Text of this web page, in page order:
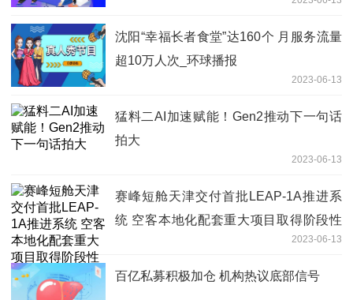
沈阳“幸福长者食堂”达160个 月服务流量
超10万人次_环球播报
2023-06-13
猛料二AI加速赋能！Gen2推动下一句话
拍大
2023-06-13
赛峰短舱天津交付首批LEAP-1A推进系
统 空客本地化配套重大项目取得阶段性
2023-06-13
百亿私募积极加仓 机构热议底部信号